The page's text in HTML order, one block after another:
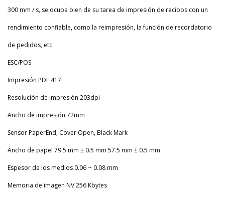
300 mm / s, se ocupa bien de su tarea de impresión de recibos con un
rendimiento confiable, como la reimpresión, la función de recordatorio
de pedidos, etc.
ESC/POS
Impresión PDF 417
Resolución de impresión 203dpi
Ancho de impresión 72mm
Sensor PaperEnd, Cover Open, Black Mark
Ancho de papel 79.5 mm ± 0.5 mm 57.5 mm ± 0.5 mm
Espesor de los medios 0.06 ~ 0.08 mm
Memoria de imagen NV 256 Kbytes